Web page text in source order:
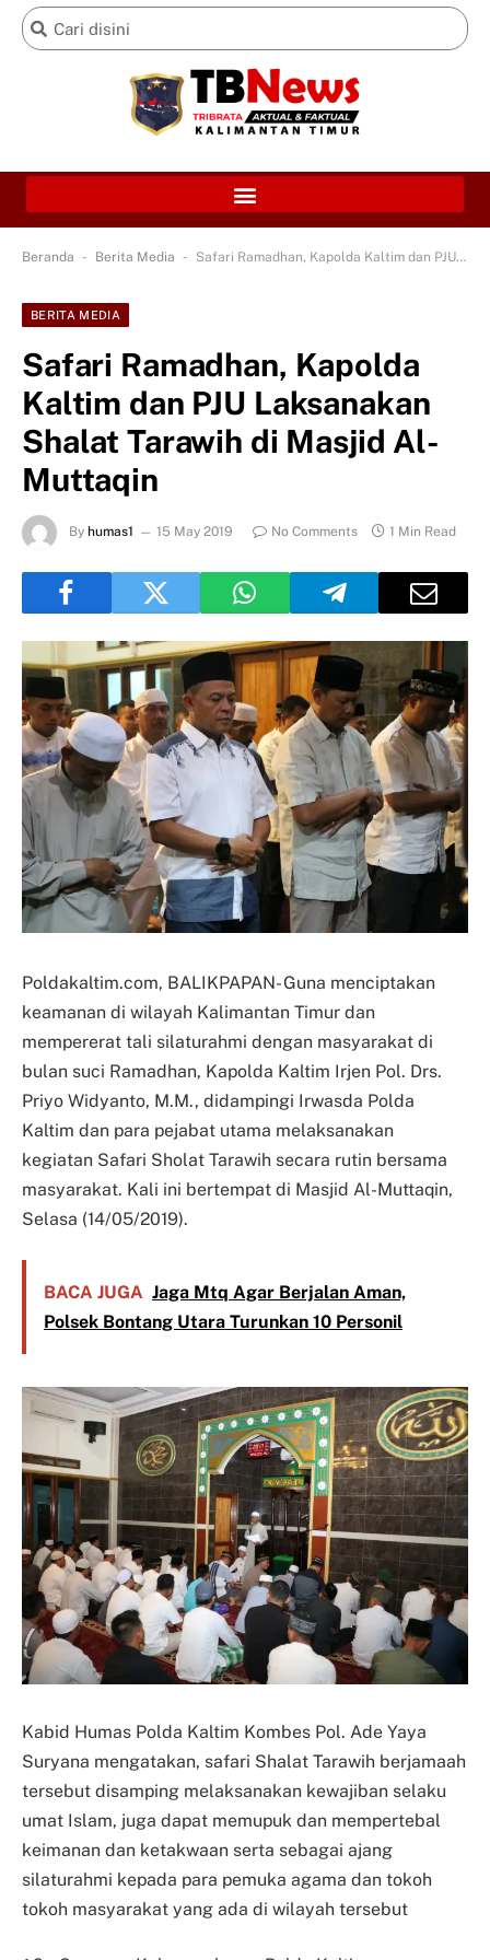
Beranda - Berita Media - Safari Ramadhan, Kapolda Kaltim dan PJU Laksanakan Shalat Tarawih di Masjid Al-Muttaqin
BERITA MEDIA
Safari Ramadhan, Kapolda
Kaltim dan PJU Laksanakan
Shalat Tarawih di Masjid Al-
Muttaqin
By humas1 15 May 2019 No Comments 1 Min Read
Poldakaltim.com, BALIKPAPAN- Guna menciptakan
keamanan di wilayah Kalimantan Timur dan
mempererat tali silaturahmi dengan masyarakat di
bulan suci Ramadhan, Kapolda Kaltim Irjen Pol. Drs.
Priyo Widyanto, M.M., didampingi Irwasda Polda
Kaltim dan para pejabat utama melaksanakan
kegiatan Safari Sholat Tarawih secara rutin bersama
masyarakat. Kali ini bertempat di Masjid Al-Muttaqin,
Selasa (14/05/2019).
BACA JUGA Jaga Mtq Agar Berjalan Aman,
Polsek Bontang Utara Turunkan 10 Personil
Kabid Humas Polda Kaltim Kombes Pol. Ade Yaya
Suryana mengatakan, safari Shalat Tarawih berjamaah
tersebut disamping melaksanakan kewajiban selaku
umat Islam, juga dapat memupuk dan mempertebal
keimanan dan ketakwaan serta sebagai ajang
silaturahmi kepada para pemuka agama dan tokoh
tokoh masyarakat yang ada di wilayah tersebut